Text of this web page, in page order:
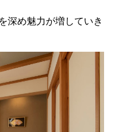
深め魅力が増していき